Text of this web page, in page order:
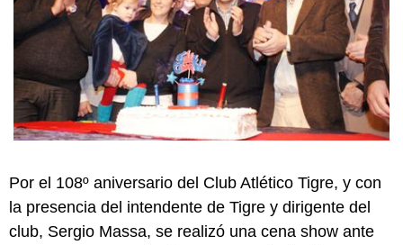
Por el 108º aniversario del Club Atlético Tigre, y con
la presencia del intendente de Tigre y dirigente del
club, Sergio Massa, se realizó una cena show ante